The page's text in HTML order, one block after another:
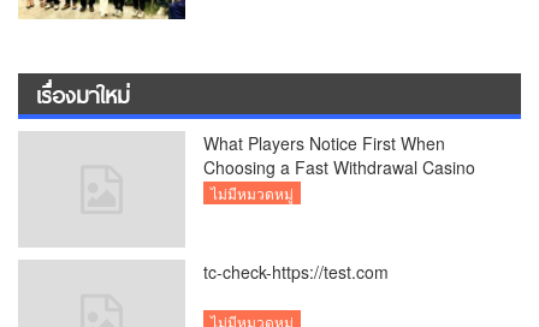
เรื่องมาใหม่
What Players Notice First When
Choosing a Fast Withdrawal Casino
UK
ไม่มีหมวดหมู่
tc-check-https://test.com
ไม่มีหมวดหมู่